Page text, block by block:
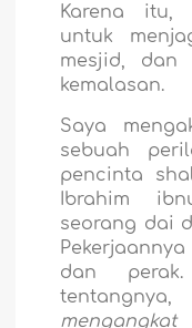
Karena itu,
untuk
mesjid, dan
kemalasan.
Saya
sebuah
pencinta
Ibrahim
seorang dai
dan